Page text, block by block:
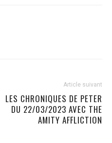
Article suivant
LES CHRONIQUES DE PETER
DU 22/03/2023 AVEC THE
AMITY AFFLICTION